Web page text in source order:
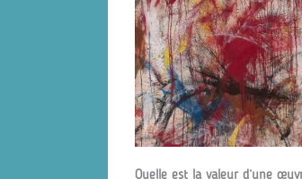
Quelle est la valeur d’une